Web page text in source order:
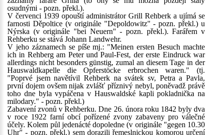
osudnými - pozn. překl.).
V červenci 1939 opouští administrátor Grill Rehberk a ujímá se
farnosti Děpoltice (v originále "Depoldowitz" - pozn. překl.) u
Nýrska (v originále "bei Neuern" - pozn. překl.). Farářem v
Rehberku se stává Johann Landwehr.
V jeho záznamech se píše mj.: "Meinen ersten Besuch machte
ich in Rehberg am Peter und Paul-Fest, der erste Eindruck war
allerdings nicht besonders günstig, zumal an diesem Tage in der
Hauswaldkapelle die Opferstöcke erbrochen waren." (tj.
"Poprvé jsem navětívil Rehberk na svátek sv, Petra a Pavla,
první dojem ovšem nijak zvlášť příznivý nebyl, poněvadž právě
toho dne byla vypáčena v Hauswaldské kapli pokladnička na
milodary." - pozn. překl.)
Zabavení zvonů v Rehberku. Dne 26. února roku 1842 byly dva
v roce 1922 farní obcí pořízené zvony zabaveny pro válečné
účely. Kolem půl jedenácté dopoledne (v originále "gegen 10.30
Uhr" - pozn. překl.) sem dorazili řemeslnickou komorou určení